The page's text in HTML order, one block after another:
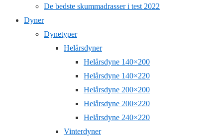
De bedste skummadrasser i test 2022
Dyner
Dynetyper
Helårsdyner
Helårsdyne 140×200
Helårsdyne 140×220
Helårsdyne 200×200
Helårsdyne 200×220
Helårsdyne 240×220
Vinterdyner